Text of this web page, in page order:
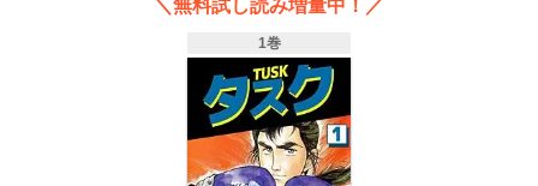
＼無料試し読み増量中！／
1巻